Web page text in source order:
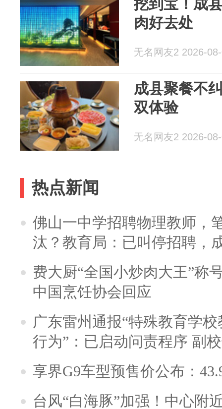
挖到宝！成
肉好去处
无名网友2 2026-
成县聚餐不
双体验
无名网友2 2026-
热点新闻
佛山一中学招聘物理教师，
汰？教育局：已叫停招聘，
费大厨“全国小炒肉大王”称
中国烹饪协会回应
广东雷州通报“特殊教育学
行为”：已启动问责程序 副
享界G9车型预售价公布：
台风“白海豚”加强！中心附